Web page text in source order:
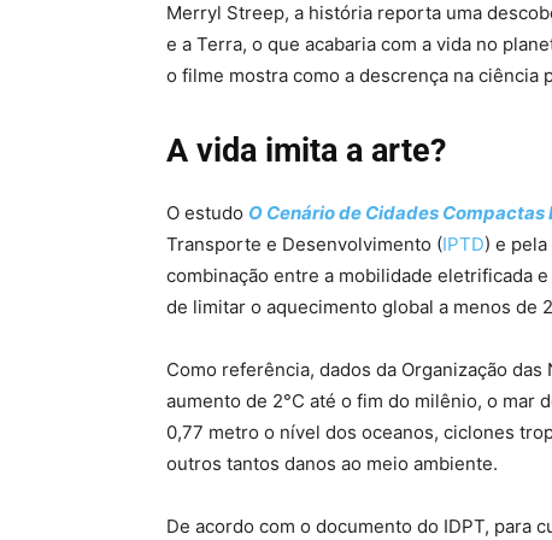
Merryl Streep, a história reporta uma
e a Terra, o que acabaria com a vida no
o filme mostra como a descrença na ciência
A vida imita a arte?
O estudo O Cenário de Cidades
Transporte e Desenvolvimento (IPTD) e
combinação entre a mobilidade eletrificada
de limitar o aquecimento global a menos de
Como referência, dados da Organização das
aumento de 2°C até o fim do milênio, o mar
0,77 metro o nível dos oceanos, ciclones
outros tantos danos ao meio ambiente.
De acordo com o documento do IDPT, para